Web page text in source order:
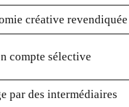
créative revendiquée
compte sélective
par des intermédiaires